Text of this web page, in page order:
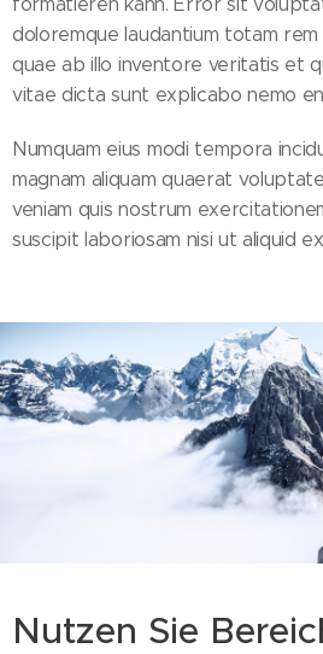
doloremque laudantium totam
quae ab illo inventore veritatis et
vitae dicta sunt explicabo nemo
Numquam eius modi tempora
magnam aliquam quaerat
veniam quis nostrum
suscipit laboriosam nisi ut aliquid
Nutzen Sie